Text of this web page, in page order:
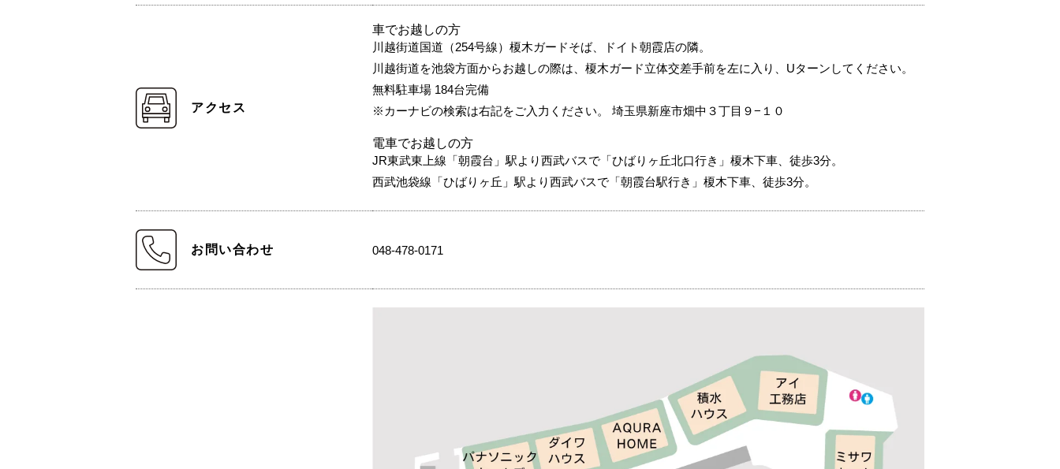
アクセス
車でお越しの方
川越街道国道（254号線）榎木ガードそば、ドイト朝霞店の隣。
川越街道を池袋方面からお越しの際は、榎木ガード立体交差手前を左に入り、Uターンしてください。
無料駐車場 184台完備
※カーナビの検索は右記をご入力ください。 埼玉県新座市畑中３丁目９−１０
電車でお越しの方
JR東武東上線「朝霞台」駅より西武バスで「ひばりヶ丘北口行き」榎木下車、徒歩3分。
西武池袋線「ひばりヶ丘」駅より西武バスで「朝霞台駅行き」榎木下車、徒歩3分。
お問い合わせ 048-478-0171